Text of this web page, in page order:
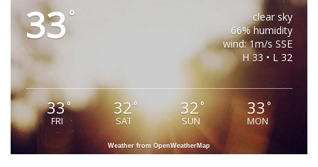
33°
clear sky
66% humidity
wind: 1m/s SSE
H 33 • L 32
33°
FRI
32°
SAT
32°
SUN
33 °
MON
Weather from OpenWeatherMap